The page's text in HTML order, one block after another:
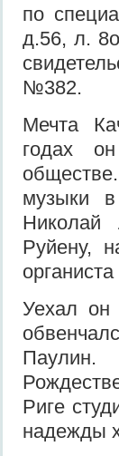
по
д.56, л.
№382.
Мечта
годах
музыки
Николай
Руйену,
Уехал он
Риге
надежды